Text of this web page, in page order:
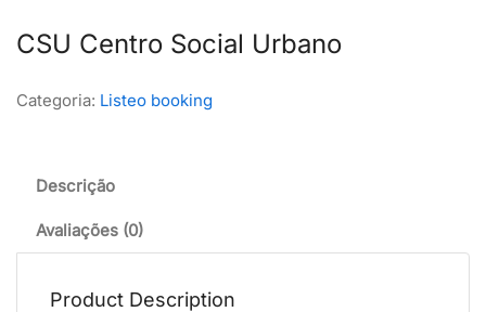
CSU Centro Social Urbano
Categoria: Listeo booking
Descrição
Avaliações (0)
Product Description